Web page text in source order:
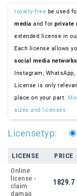
royalty-free be used
media and for private
extended license in
Each license allows
social media networks
Instagram,
License is only
place on your part.
sizes and licenses
Licensetyp:
LICENSE PRICE
Online
license -
claim
damag